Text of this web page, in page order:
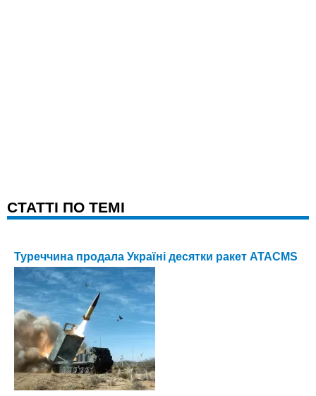
CТАТТІ ПО ТЕМІ
Туреччина продала Україні десятки ракет ATACMS